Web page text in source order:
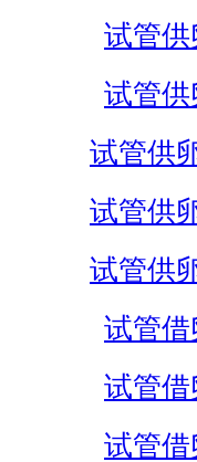
试管供
试管供
试管供
试管供
试管供
试管
试管借
试管借